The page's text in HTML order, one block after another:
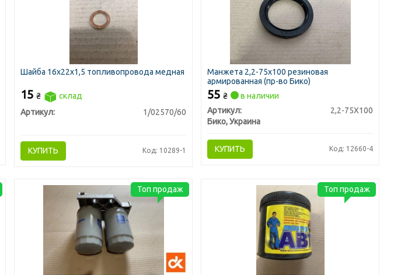
Шайба 16х22х1,5 топливопровода медная
15₴
склад
Артикул:
1/02570/60
КУПИТЬ Код: 10289-1
Манжета 2,2-75х100 резиновая
армированная (пр-во Бико)
55₴
в наличии
Артикул:
2,2-75X100
Бико, Украина
КУПИТЬ Код: 12660-4
Топ продаж Топ продаж